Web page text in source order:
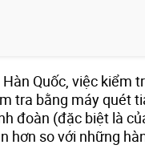
Quốc, việc kiểm
tra bằng máy quét
đoàn (đặc biệt là
hơn so với những